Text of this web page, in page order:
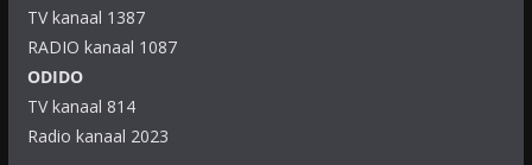
TV kanaal 1387
RADIO kanaal 1087
ODIDO
TV kanaal 814
Radio kanaal 2023